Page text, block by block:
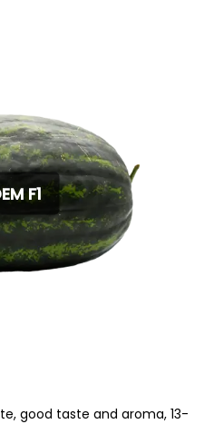
F1
good taste and aroma, 13-